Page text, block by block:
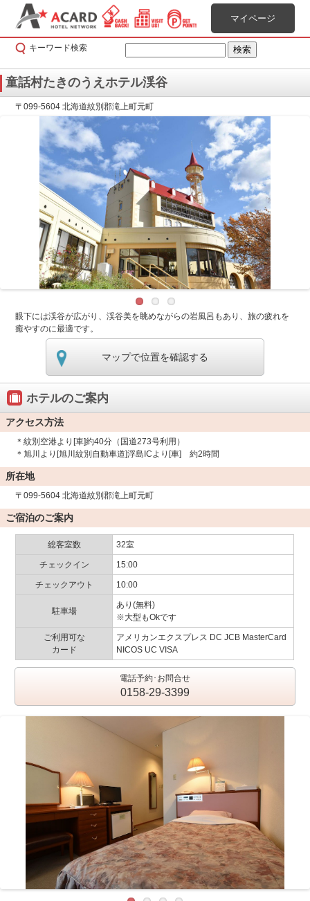
マイページ
キーワード検索
童話村たきのうえホテル渓谷
〒099-5604 北海道紋別郡滝上町元町
眼下には渓谷が広がり、渓谷美を眺めながらの岩風呂もあり、旅の疲れを
癒やすのに最適です。
マップで位置を確認する
ホテルのご案内
アクセス方法
＊紋別空港より[車]約40分（国道273号利用）
＊旭川より[旭川紋別自動車道]浮島ICより[車] 約2時間
所在地
〒099-5604 北海道紋別郡滝上町元町
ご宿泊のご案内
総客室数 32室
チェックイン 15:00
チェックアウト 10:00
駐車場
あり(無料)
※大型もOkです
ご利用可な
カード
アメリカンエクスプレス DC JCB MasterCard
NICOS UC VISA
電話予約･お問合せ
0158-29-3399